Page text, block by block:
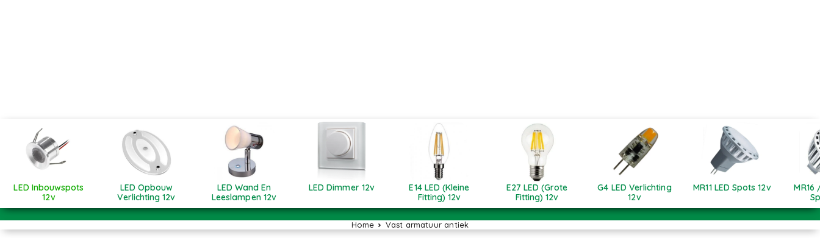
LED Inbouwspots
12v
LED Opbouw
Verlichting 12v
LED Wand En
Leeslampen 12v
LED Dimmer 12v
E14 LED (Kleine
Fitting) 12v
E27 LED (Grote
Fitting) 12v
G4 LED Verlichting
12v
MR11 LED Spots 12v
MR16
Home Vast armatuur antiek